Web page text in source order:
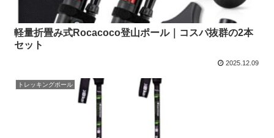
軽量折畳み式Rocacoco登山ポール｜コスパ抜群の2本
セット
2025.12.09
トレッキングポール